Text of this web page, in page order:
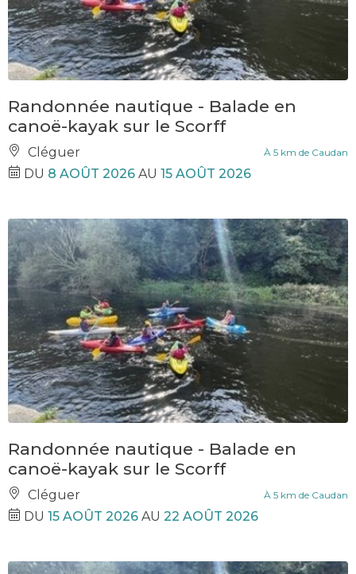
Randonnée nautique - Balade en
canoë-kayak sur le Scorff
Cléguer À 5 km de Caudan
DU 8 AOÛT 2026 AU 15 AOÛT 2026
Randonnée nautique - Balade en
canoë-kayak sur le Scorff
Cléguer À 5 km de Caudan
DU 15 AOÛT 2026 AU 22 AOÛT 2026